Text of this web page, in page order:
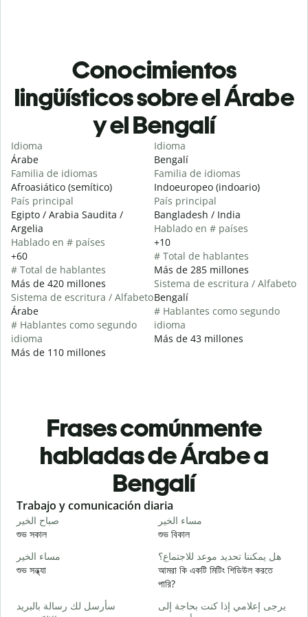
Conocimientos
lingüísticos sobre el Árabe
y el Bengalí
Idioma
Árabe
Familia de idiomas
Afroasiático (semítico)
País principal
Egipto / Arabia Saudita /
Argelia
Hablado en # países
+60
# Total de hablantes
Más de 420 millones
Sistema de escritura / Alfabeto
Árabe
# Hablantes como segundo
idioma
Más de 110 millones
Idioma
Bengalí
Familia de idiomas
Indoeuropeo (indoario)
País principal
Bangladesh / India
Hablado en # países
+10
# Total de hablantes
Más de 285 millones
Sistema de escritura / Alfabeto
Bengalí
# Hablantes como segundo
idioma
Más de 43 millones
Frases comúnmente
habladas de Árabe a
Bengalí
Slide 1 of 6
Trabajo y comunicación diaria
صباح الخير
শুভ সকাল
مساء الخير
শুভ বিকাল
مساء الخير
শুভ সন্ধ্যা
هل يمكننا تحديد موعد للاجتماع؟
আমরা কি একটি মিটিং শিডিউল করতে
পারি?
سأرسل لك رسالة بالبريد
يرجى إعلامي إذا كنت بحاجة إلى